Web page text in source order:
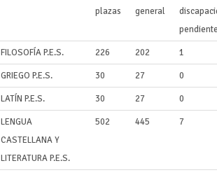
plazas
general
FILOSOFÍA P.E.S. 226 202 1
GRIEGO P.E.S. 30 27 0
LATÍN P.E.S. 30 27 0
LENGUA
CASTELLANA Y
LITERATURA P.E.S.
502 445 7